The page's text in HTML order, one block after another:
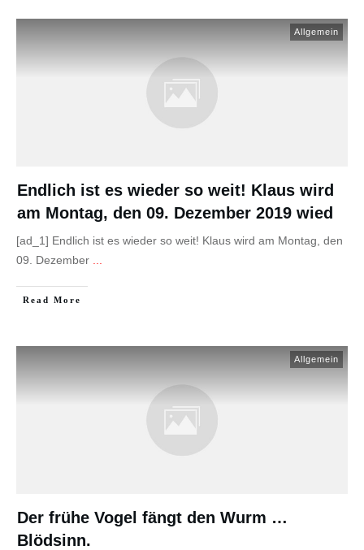
Allgemein
Endlich ist es wieder so weit! Klaus wird
am Montag, den 09. Dezember 2019 wied
[ad_1] Endlich ist es wieder so weit! Klaus wird am Montag, den
09. Dezember
Read More
Allgemein
Der frühe Vogel fängt den Wurm …
Blödsinn.